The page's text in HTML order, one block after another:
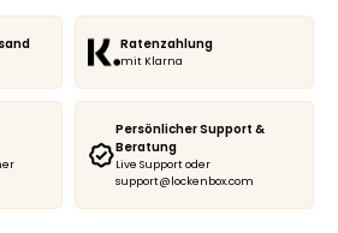
Ratenzahlung
mit Klarna
Persönlicher Support &
Beratung
Live Support oder
support@lockenbox.com